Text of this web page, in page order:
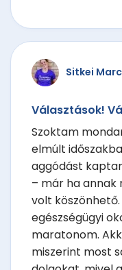
Sitkei
Választások!
Szoktam
elmúlt
aggódást
– már ha annak
volt
egészségügyi
maratonom.
miszerint most